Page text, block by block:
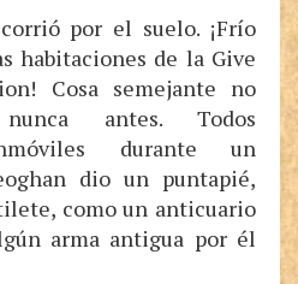
por el suelo. ¡Frío
habitaciones de la Give
Cosa semejante no
antes. Todos
durante un
dio un puntapié,
como un anticuario
arma antigua por él